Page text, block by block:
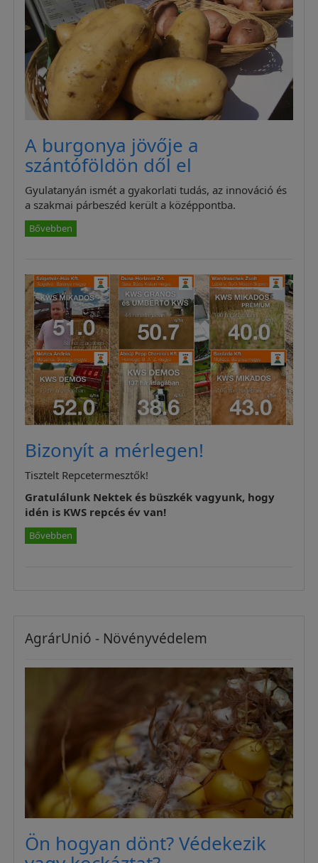
A burgonya jövője a
szántóföldön dől el
Gyulatanyán ismét a gyakorlati tudás, az innováció és
a szakmai párbeszéd került a középpontba.
Bővebben
Bizonyít a mérlegen!
Tisztelt Repcetermesztők!
Gratulálunk Nektek és büszkék vagyunk, hogy
idén is KWS repcés év van!
Bővebben
AgrárUnió - Növényvédelem
Ön hogyan dönt? Védekezik